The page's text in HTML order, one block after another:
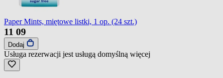
Paper Mints, miętowe listki, 1 op. (24 szt.)
11 09
Dodaj
Usługa rezerwacji jest usługą domyślną więcej